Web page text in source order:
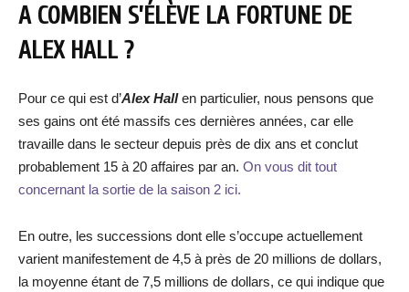
A COMBIEN S’ÉLÈVE LA FORTUNE DE
ALEX HALL ?
Pour ce qui est d’Alex Hallen particulier, nous pensons que
ses gains ont été massifs ces dernières années, car elle
travaille dans le secteur depuis près de dix ans et conclut
probablement 15 à 20 affaires par an. On vous dit tout
concernant la sortie de la saison 2 ici.
En outre, les successions dont elle s’occupe actuellement
varient manifestement de 4,5 à près de 20 millions de dollars,
la moyenne étant de 7,5 millions de dollars, ce qui indique que